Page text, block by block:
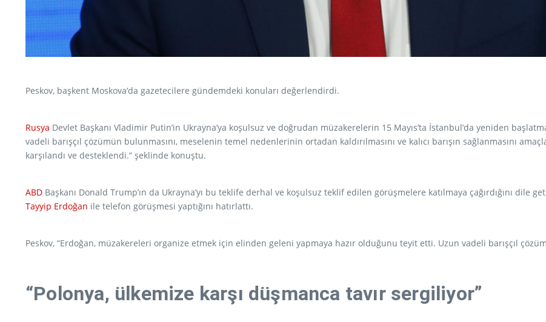
Peskov, başkent Moskova’da gazetecilere gündemdeki konuları değerlendirdi.
Rusya Devlet Başkanı Vladimir Putin’in Ukrayna’ya koşulsuz ve doğrudan müzakerelerin 15 Mayıs’ta İstanbul’da yeniden
vadeli barışçıl çözümün bulunmasını, meselenin temel nedenlerinin ortadan kaldırılmasını ve kalıcı barışın sağlanmasını
karşılandı ve desteklendi.” şeklinde konuştu.
ABD Başkanı Donald Trump’ın da Ukrayna’yı bu teklife derhal ve koşulsuz teklif edilen görüşmelere katılmaya çağırdığını dile
Tayyip Erdoğan ile telefon görüşmesi yaptığını hatırlattı.
Peskov, “Erdoğan, müzakereleri organize etmek için elinden geleni yapmaya hazır olduğunu teyit etti. Uzun vadeli barışçıl
“Polonya, ülkemize karşı düşmanca tavır sergiliyor”